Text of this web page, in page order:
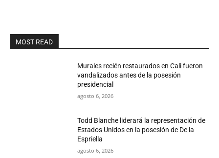
MOST READ
Murales recién restaurados en Cali fueron
vandalizados antes de la posesión
presidencial
agosto 6, 2026
Todd Blanche liderará la representación de
Estados Unidos en la posesión de De la
Espriella
agosto 6, 2026